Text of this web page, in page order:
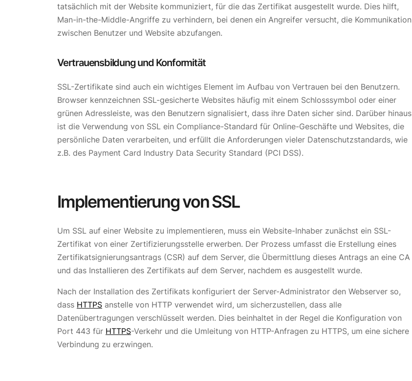
tatsächlich mit der Website kommuniziert, für die das Zertifikat ausgestellt wurde. Dies hilft,
Man-in-the-Middle-Angriffe zu verhindern, bei denen ein Angreifer versucht, die Kommunikation
zwischen Benutzer und Website abzufangen.
Vertrauensbildung und Konformität
SSL-Zertifikate sind auch ein wichtiges Element im Aufbau von Vertrauen bei den Benutzern.
Browser kennzeichnen SSL-gesicherte Websites häufig mit einem Schlosssymbol oder einer
grünen Adressleiste, was den Benutzern signalisiert, dass ihre Daten sicher sind. Darüber hinaus
ist die Verwendung von SSL ein Compliance-Standard für Online-Geschäfte und Websites, die
persönliche Daten verarbeiten, und erfüllt die Anforderungen vieler Datenschutzstandards, wie
z.B. des Payment Card Industry Data Security Standard (PCI DSS).
Implementierung von SSL
Um SSL auf einer Website zu implementieren, muss ein Website-Inhaber zunächst ein SSL-
Zertifikat von einer Zertifizierungsstelle erwerben. Der Prozess umfasst die Erstellung eines
Zertifikatsignierungsantrags (CSR) auf dem Server, die Übermittlung dieses Antrags an eine CA
und das Installieren des Zertifikats auf dem Server, nachdem es ausgestellt wurde.
Nach der Installation des Zertifikats konfiguriert der Server-Administrator den Webserver so,
dass HTTPS anstelle von HTTP verwendet wird, um sicherzustellen, dass alle
Datenübertragungen verschlüsselt werden. Dies beinhaltet in der Regel die Konfiguration von
Port 443 für HTTPS-Verkehr und die Umleitung von HTTP-Anfragen zu HTTPS, um eine sichere
Verbindung zu erzwingen.